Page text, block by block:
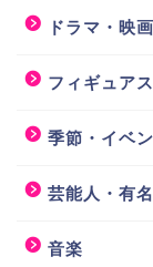
ドラマ・映画
フィギュア
季節・イベ
芸能人・有
音楽